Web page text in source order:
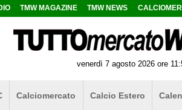
TMW MAGAZINE TMW NEWS
venerdì 7 agosto 2026 ore
Calciomercato Calcio Estero